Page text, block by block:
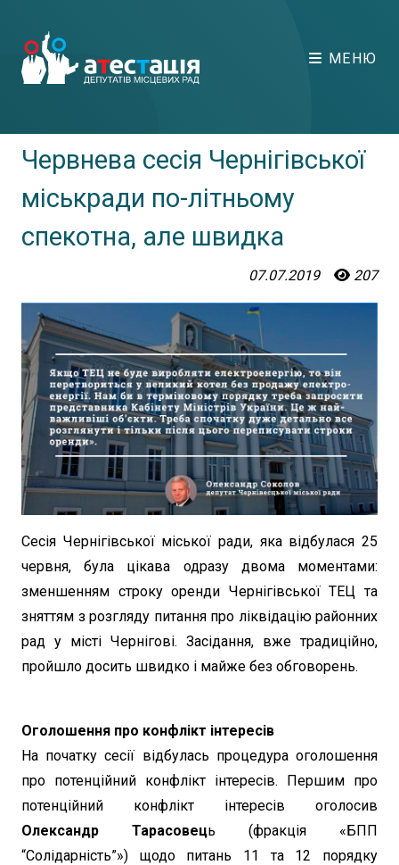
МЕНЮ
Червнева сесія Чернігівської
міськради по-літньому
спекотна, але швидка
07.07.2019 207
Сесія Чернігівської міської ради, яка відбулася 25
червня, була цікава одразу двома моментами:
зменшенням строку оренди Чернігівської ТЕЦ та
зняттям з розгляду питання про ліквідацію районних
рад у місті Чернігові. Засідання, вже традиційно,
пройшло досить швидко і майже без обговорень.
Оголошення про конфлікт інтересів
На початку сесії відбулась процедура оголошення
про потенційний конфлікт інтересів. Першим про
потенційний конфлікт інтересів оголосив
Олександр Тарасовець (фракція «БПП
“Солідарність”») щодо питань 11 та 12 порядку